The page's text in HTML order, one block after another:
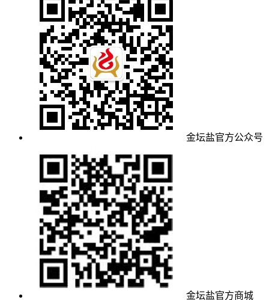
金坛盐官方公众号
金坛盐官方商城